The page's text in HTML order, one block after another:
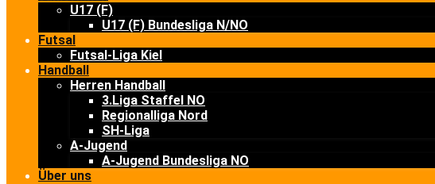
U17 (F)
U17 (F) Bundesliga N/NO
Futsal
Futsal-Liga Kiel
Handball
Herren Handball
3.Liga Staffel NO
Regionalliga Nord
SH-Liga
A-Jugend
A-Jugend Bundesliga NO
Über uns